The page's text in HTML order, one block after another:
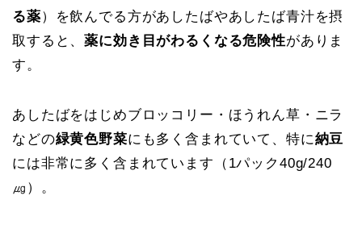
る薬）を飲んでる方があしたばやあしたば青汁を摂
取すると、薬に効き目がわるくなる危険性がありま
す。
あしたばをはじめブロッコリー・ほうれん草・ニラ
などの緑黄色野菜にも多く含まれていて、特に納豆
には非常に多く含まれています（1パック 40g/240
㎍ ）。